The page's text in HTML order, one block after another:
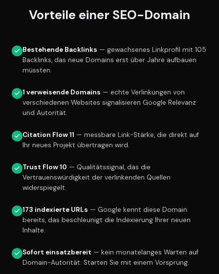
Vorteile einer SEO-Domain
Bestehende Backlinks — gewachsenes Linkprofil mit 105
Backlinks, das neue Domains erst über Jahre aufbauen
müssten.
1 verweisende Domains — echte Verlinkungen von
verschiedenen Websites signalisieren Google Relevanz
und Autorität.
Citation Flow 11 — messbare Link-Stärke, die direkt auf
Ihr neues Projekt übertragen wird.
Trust Flow 10 — Qualitätssignal, das die
Vertrauenswürdigkeit der verlinkenden Quellen
widerspiegelt.
173 indexierte URLs — Google kennt diese Domain
bereits, das beschleunigt die Indexierung Ihrer neuen
Inhalte.
Sofort einsatzbereit — kein monatelanges Warten auf
Domain-Autorität. Starten Sie mit einem Vorsprung.